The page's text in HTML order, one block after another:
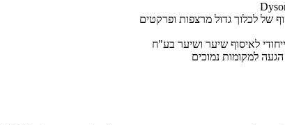
של לכלוך גדול מרצפות ופרקטים
לאיסוף שיער ושיער בע"ח